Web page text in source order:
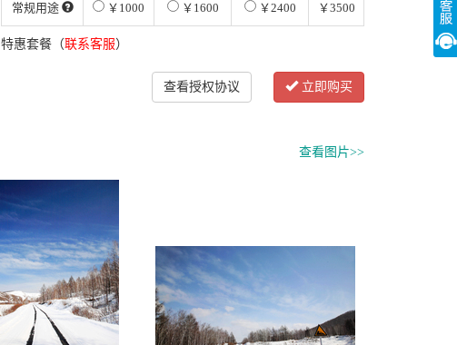
常规用途 ￥1000 ￥1600 ￥2400 ￥3500
特惠套餐（联系客服）
查看授权协议 立即购买
查看图片>>